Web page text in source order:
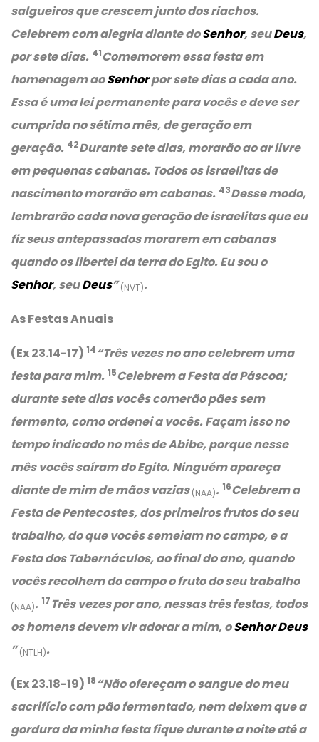
salgueiros que crescem junto dos riachos.
Celebrem com alegria diante doSenhor, seuDeus,
por sete dias. 41Comemorem essa festa em
homenagem aoSenhorpor sete dias a cada ano.
Essa é uma lei permanente para vocês e deve ser
cumprida no sétimo mês, de geração em
geração. 42Durante sete dias, morarão ao ar livre
em pequenas cabanas. Todos os israelitas de
nascimento morarão em cabanas. 43Desse modo,
lembrarão cada nova geração de israelitas que eu
fiz seus antepassados morarem em cabanas
quando os libertei da terra do Egito. Eu sou o
Senhor, seuDeus”(NVT).
As Festas Anuais
(Ex 23.14-17) 14“Três vezes no ano celebrem uma
festa para mim. 15Celebrem a Festa da Páscoa;
durante sete dias vocês comerão pães sem
fermento, como ordenei a vocês. Façam isso no
tempo indicado no mês de Abibe, porque nesse
mês vocês saíram do Egito. Ninguém apareça
diante de mim de mãos vazias(NAA). 16Celebrem a
Festa de Pentecostes, dos primeiros frutos do seu
trabalho, do que vocês semeiam no campo, e a
Festa dos Tabernáculos, ao final do ano, quando
vocês recolhem do campo o fruto do seu trabalho
(NAA). 17Três vezes por ano, nessas três festas, todos
os homens devem vir adorar a mim, oSenhorDeus
”(NTLH).
(Ex 23.18-19) 18“Não ofereçam o sangue do meu
sacrifício com pão fermentado, nem deixem que a
gordura da minha festa fique durante a noite até a